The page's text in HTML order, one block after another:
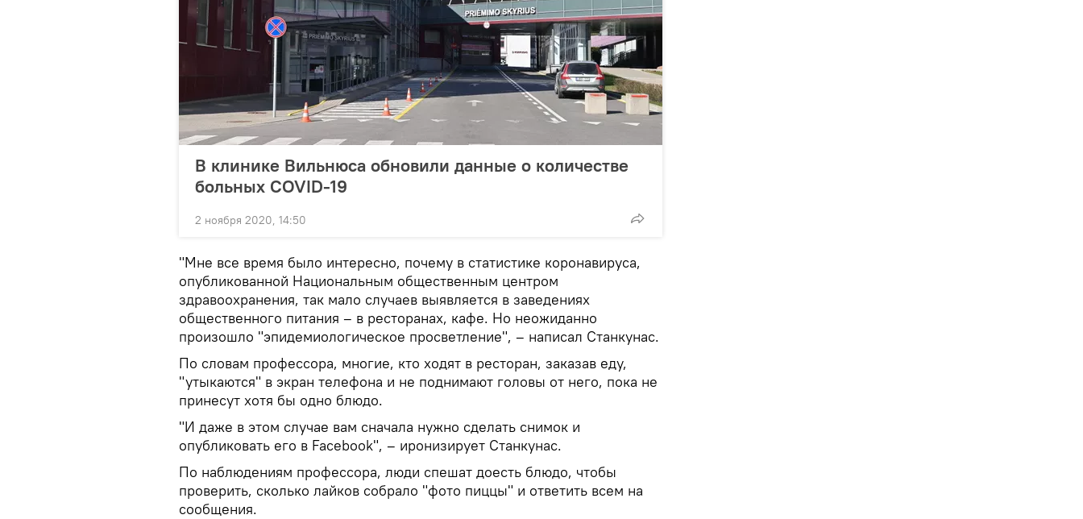
В клинике Вильнюса обновили данные о количестве
больных COVID-19
2 ноября 2020, 14:50
"Мне все время было интересно, почему в статистике коронавируса,
опубликованной Национальным общественным центром
здравоохранения, так мало случаев выявляется в заведениях
общественного питания – в ресторанах, кафе. Но неожиданно
произошло "эпидемиологическое просветление", – написал Станкунас.
По словам профессора, многие, кто ходят в ресторан, заказав еду,
"утыкаются" в экран телефона и не поднимают головы от него, пока не
принесут хотя бы одно блюдо.
"И даже в этом случае вам сначала нужно сделать снимок и
опубликовать его в Facebook", – иронизирует Станкунас.
По наблюдениям профессора, люди спешат доесть блюдо, чтобы
проверить, сколько лайков собрало "фото пиццы" и ответить всем на
сообщения.